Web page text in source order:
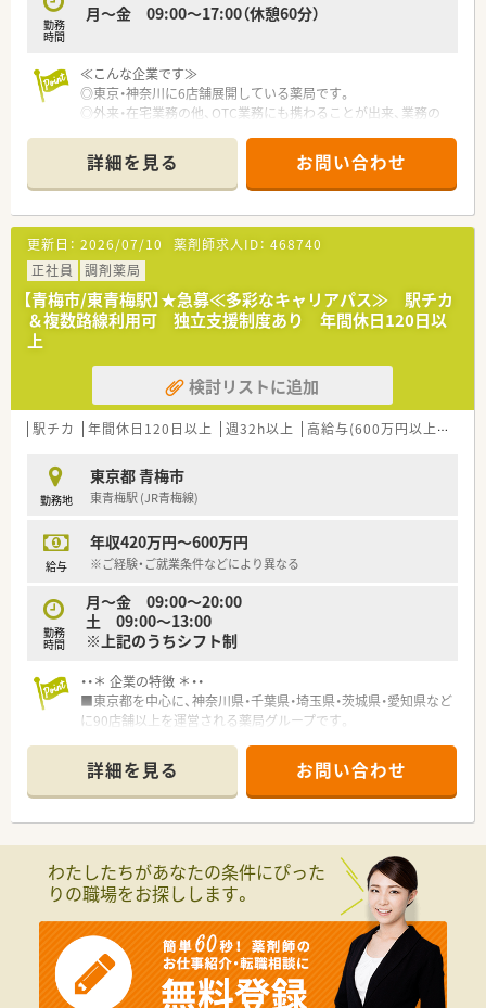
勤務
時間
月～金 09:00～17:00（休憩60分）
≪こんな企業です≫
◎東京・神奈川に6店舗展開している薬局です。
◎外来・在宅業務の他、OTC業務にも携わることが出来、業務の
◎20代～50代の方まで、幅広い年齢層の方が勤務されています
◎チームワークを大切にしている薬局で、スタッフ同士がフォロ
ーし合うことで残業減らす取り組みを行っています。
◎働いている方を大切にする社風。産休・育休の取得実績もあ
り、サポート体制も整っています
≪業務内容≫
◎主に訪問在宅に力をいれており、青梅市・羽村市・福生市・西多
摩郡瑞穂町のエリアを中心に対応しております。
◎電子薬歴、 円盤・Vマスの散剤の分包機の他、自動錠剤分包機・
調剤過誤防止システム・重量監査システムを導入しており、業務
の効率化と調剤過誤防止に努めております。
◎ドクターやケアマネジャーなどと協力して、患者様の対応を行
いたい方！
詳細を見る お問い合わせ
更新日： 2026/07/10 薬剤師求人ID： 468740
正社員
調剤薬局
【青梅市/東青梅駅】★急募≪多彩なキャリアパス≫ 駅チカ
＆複数路線利用可 独立支援制度あり 年間休日120日以
上
検討リストに追加
駅チカ 年間休日120日以上 週32h以上 高給与(600万円以上)
勤務地
東京都 青梅市
東青梅駅 (JR青梅線)
給与
年収420万円～600万円
※ご経験・ご就業条件などにより異なる
勤務
時間
月～金 09:00～20:00
土 09:00～13:00
※上記のうちシフト制
・・＊ 企業の特徴 ＊・・
■東京都を中心に、神奈川県・千葉県・埼玉県・茨城県・愛知県など
に90店舗以上を運営される薬局グループです。
定薬剤師助成など、きめ細かく実践的な教育プログラムを実施さ
れています。
■患者様・医師・製薬メーカーMRと信頼関係を築くため、温かみ
のある対応・会話力を重視し、社員育成されています。
方、経験内容に偏りがある方、ブランク明けの方にも安心して始
めていただけます。
■管理職を目指す方、現場のエキスパート・固定エリアで落ち着
いてキャリアを磨きたい方、ご希望に応じてそれぞれにキャリア
形成できる制度を用意されています。
■店舗指定や店舗固定不可です。ご面接選考後に配属先決定い
たします。
詳細を見る お問い合わせ
わたしたちがあなたの条件にぴった
りの職場をお探しします。